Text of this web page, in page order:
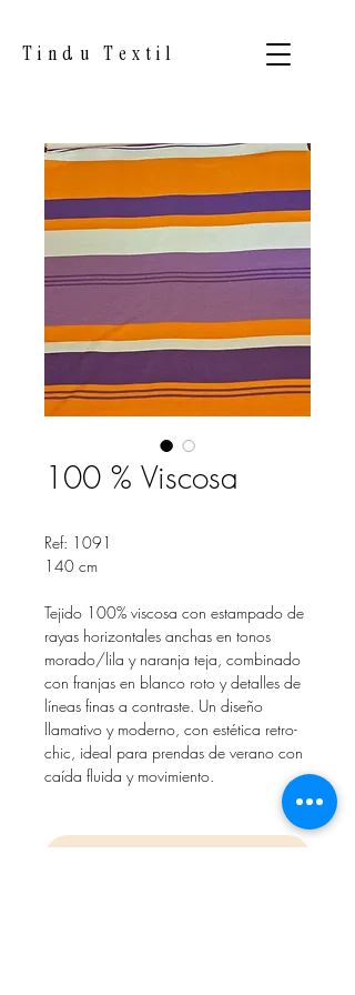
Tindu Textil
100 % Viscosa
Ref: 1091
140 cm
Tejido 100% viscosa con estampado de
rayas horizontales anchas en tonos
morado/lila y naranja teja, combinado
con franjas en blanco roto y detalles de
líneas finas a contraste. Un diseño
llamativo y moderno, con estética retro-
chic, ideal para prendas de verano con
caída fluida y movimiento.